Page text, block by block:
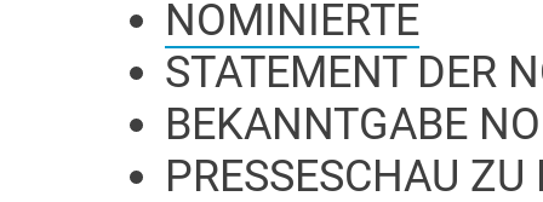
NOMINIERTE
STATEMENT DER
BEKANNTGABE
PRESSESCHAU